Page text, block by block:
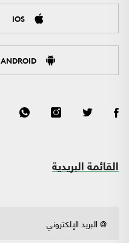
IOS
ANDROID
القائمة البريدية